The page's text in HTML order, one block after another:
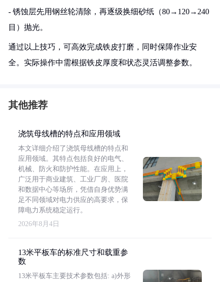
- 锈蚀层先用钢丝轮清除，再逐级换细砂纸（80→120→240
目）抛光。
通过以上技巧，可高效完成铁皮打磨，同时保障作业安
全。实际操作中需根据铁皮厚度和状态灵活调整参数。
其他推荐
浇筑母线槽的特点和应用领域
本文详细介绍了浇筑母线槽的特点和
应用领域。其特点包括良好的电气、
机械、防火和防护性能。在应用上，
广泛用于商业建筑、工业厂房、医院
和数据中心等场所，凭借自身优势满
足不同领域对电力供应的高要求，保
障电力系统稳定运行。
2026年8月4日
13米平板车的标准尺寸和载重参
数
13米平板车主要技术参数包括: a)外形